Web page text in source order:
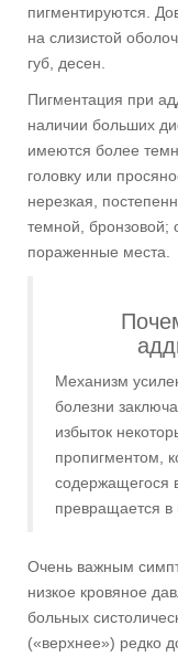
пигментируются.
на слизистой
губ, десен.
Пигментация при
наличии больших
имеются более
головку или
нерезкая,
темной, бронзовой;
пораженные места.
Механизм
болезни
избыток
пропигментом,
содержащегося
превращается в
Очень важным
низкое кровяное
больных
(«верхнее») редко